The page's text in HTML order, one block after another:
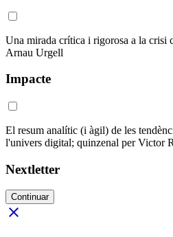
Una mirada crítica i rigorosa a la crisi
Arnau Urgell
Impacte
El resum analític (i àgil) de les
l'univers digital; quinzenal per Victor
Nextletter
Continuar
close